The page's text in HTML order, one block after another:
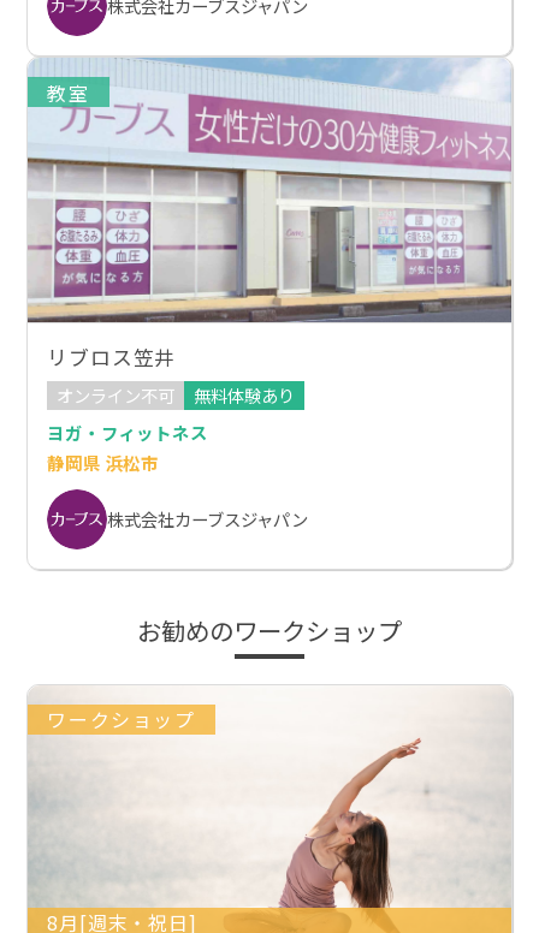
株式会社カーブスジャパン
教室
リブロス笠井
オンライン不可
無料体験あり
ヨガ・フィットネス
静岡県 浜松市
株式会社カーブスジャパン
お勧めのワークショップ
ワークショップ
8月[週末・祝日]